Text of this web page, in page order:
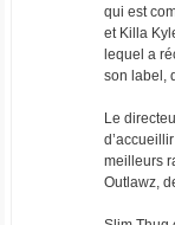
qui est
et Killa
lequel a
son label,
Le
meilleurs
Outlawz,